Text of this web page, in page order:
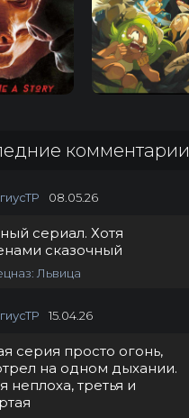
комментарии
08.05.26
сериал. Хотя
сказочный
Львица
15.04.26
серия просто огонь,
на одном дыхании.
неплоха, третья и